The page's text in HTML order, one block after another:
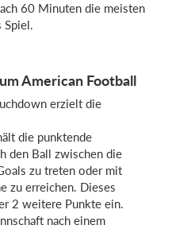
60 Minuten die meisten
Spiel.
American Football
erzielt die
die punktende
den Ball zwischen die
zu treten oder mit
zu erreichen. Dieses
2 weitere Punkte ein.
nach einem